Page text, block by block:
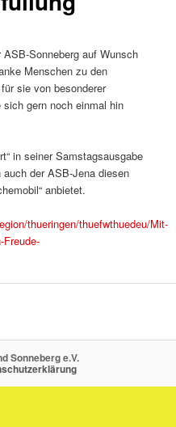
Sonneberg auf Wunsch
Menschen zu den
sie von besonderer
gern noch einmal hin
in seiner Samstagsausgabe
der ASB-Jena diesen
anbietet.
thueringen/thuefwthuedeu/Mit-
Freude-
Sonneberg e.V.